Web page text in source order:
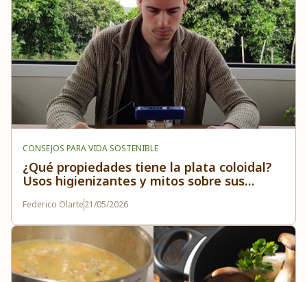
CONSEJOS PARA VIDA SOSTENIBLE
¿Qué propiedades tiene la plata coloidal?
Usos higienizantes y mitos sobre sus
aplicaciones
Federico Olarte21/05/2026